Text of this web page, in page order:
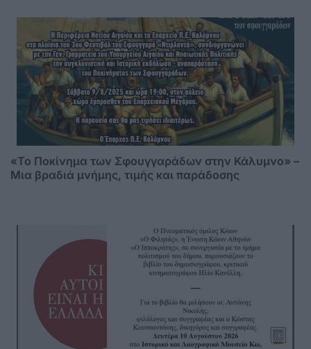
«Το Ποκίνημα των Σφουγγαράδων στην Κάλυμνο» –
Μια βραδιά μνήμης, τιμής και παράδοσης